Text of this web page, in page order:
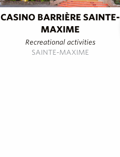
CASINO BARRIÈRE SAINTE-
MAXIME
Recreational activities
SAINTE-MAXIME